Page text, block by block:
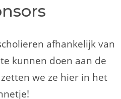
afhankelijk van
kunnen doen aan de
we ze hier in het